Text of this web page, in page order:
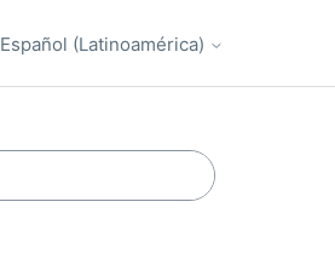
Español (Latinoamérica)